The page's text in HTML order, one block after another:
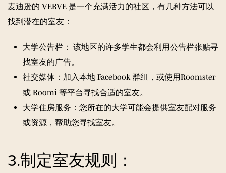
麦迪逊的 VERVE 是一个充满活力的社区，有几种方法可以
找到潜在的室友：
大学公告栏： 该地区的许多学生都会利用公告栏张贴寻
找室友的广告。
社交媒体：加入本地 Facebook 群组，或使用Roomster
或 Roomi 等平台寻找合适的室友。
大学住房服务：您所在的大学可能会提供室友配对服务
或资源，帮助您寻找室友。
3.制定室友规则：